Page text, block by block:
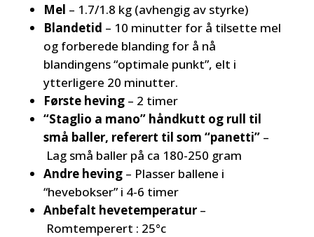
Mel – 1.7/1.8 kg (avhengig av styrke)
Blandetid – 10 minutter for å tilsette mel
og forberede blanding for å nå
blandingens “optimale punkt”, elt i
ytterligere 20 minutter.
Første heving– 2 timer
“Staglio a mano” håndkutt og rull til
små baller, referert til som “panetti”–
Lag små baller på ca 180-250 gram
Andre heving– Plasser ballene i
“hevebokser” i 4-6 timer
Anbefalt hevetemperatur–
Romtemperert : 25°c